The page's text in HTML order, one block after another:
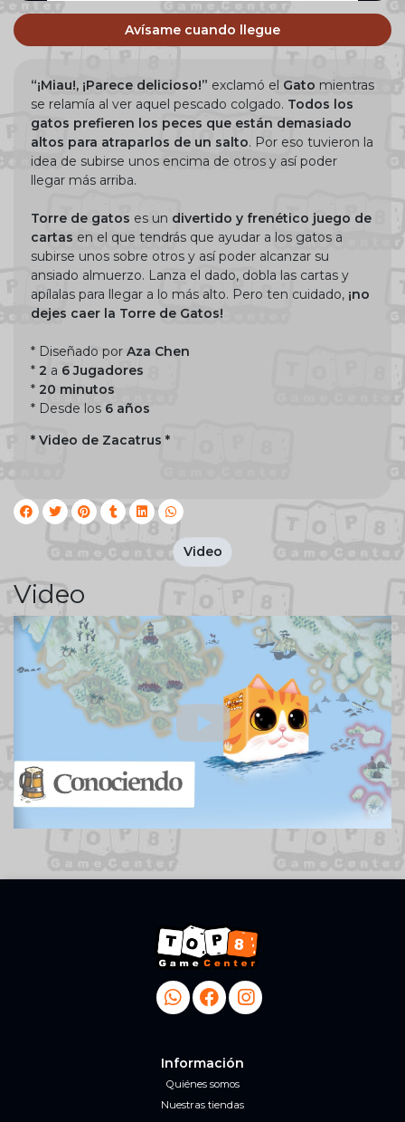
Avísame cuando llegue
“¡Miau!, ¡Parece delicioso!” exclamó el Gato mientras
se relamía al ver aquel pescado colgado. Todos los
gatos prefieren los peces que están demasiado
altos para atraparlos de un salto. Por eso tuvieron la
idea de subirse unos encima de otros y así poder
llegar más arriba.
Torre de gatos es un divertido y frenético juego de
cartas en el que tendrás que ayudar a los gatos a
subirse unos sobre otros y así poder alcanzar su
ansiado almuerzo. Lanza el dado, dobla las cartas y
apílalas para llegar a lo más alto. Pero ten cuidado, ¡no
dejes caer la Torre de Gatos!
* Diseñado por Aza Chen
* 2 a 6 Jugadores
* 20 minutos
* Desde los 6 años
* Video de Zacatrus *
Video
Video
Información
Quiénes somos
Nuestras tiendas